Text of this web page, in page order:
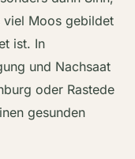
viel Moos gebildet
ist. In
und Nachsaat
oder Rastede
gesunden